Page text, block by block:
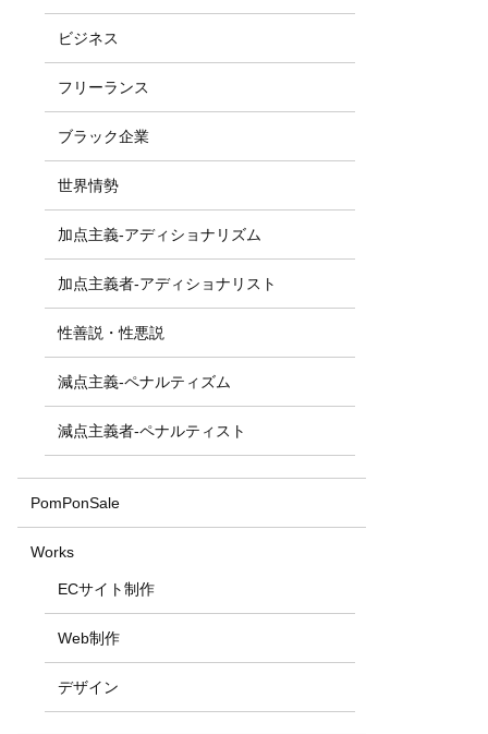
ビジネス
フリーランス
ブラック企業
世界情勢
加点主義-アディショナリズム
加点主義者-アディショナリスト
性善説・性悪説
減点主義-ペナルティズム
減点主義者-ペナルティスト
PomPonSale
Works
ECサイト制作
Web制作
デザイン